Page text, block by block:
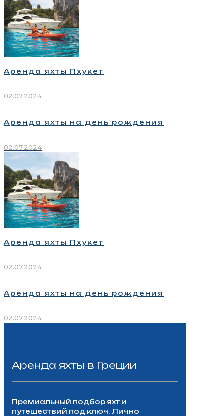
Аренда яхты Пхукет
02.07.2024
Аренда яхты на день рождения
02.07.2024
Аренда яхты Пхукет
02.07.2024
Аренда яхты на день рождения
02.07.2024
Аренда яхты в Греции
Премиальный подбор яхт и
путешествий под ключ. Лично